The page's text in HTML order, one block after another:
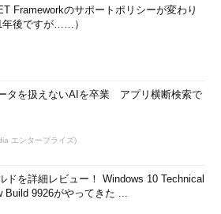
Frameworkのサポートポリシーが変わり
年後ですが……）
タを扱えないAIを卒業 アプリ横断検索で
エンタープライズ)
ドを詳細レビュー！ Windows 10 Technical
Build 9926がやってきた ...